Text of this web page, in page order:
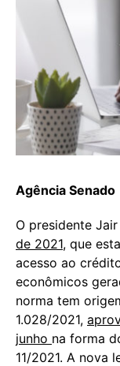
Agência Senado
O presidente
de 2021, que
acesso ao
econômicos
norma tem
1.028/2021,
junho na forma
11/2021. A nova